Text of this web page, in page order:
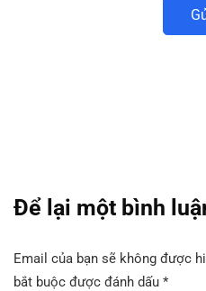
Để lại một bình
Email của bạn sẽ không được
bắt buộc được đánh dấu *